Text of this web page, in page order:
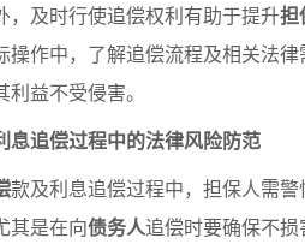
，及时行使追偿权利有助于提升担
操作中，了解追偿流程及相关法
益不受侵害。
息追偿过程中的法律风险防范
款及利息追偿过程中，担保人需
其是在向债务人追偿时要确保不